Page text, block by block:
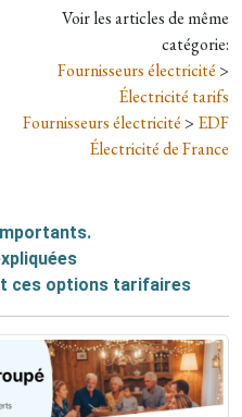
Voir les articles de même
catégorie:
Fournisseurs électricité >
Électricité tarifs
Fournisseurs électricité > EDF
Électricité de France
ces options tarifaires